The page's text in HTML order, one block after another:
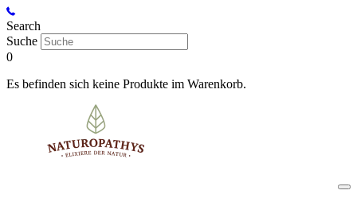
Search
Suche
0
Es befinden sich keine Produkte im Warenkorb.